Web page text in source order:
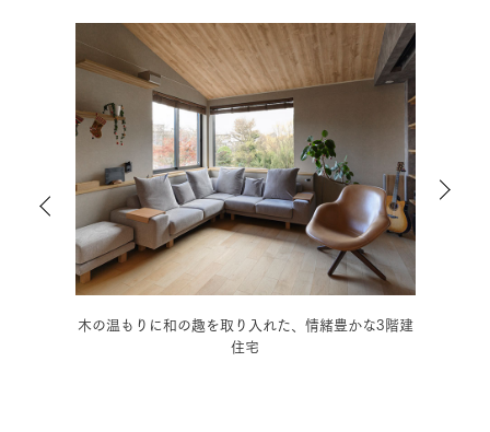
モノトーンの静謐な空間に癒される、こだわりの3階
建住宅